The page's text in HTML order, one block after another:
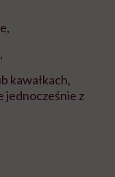
kawałkach,
jednocześnie z